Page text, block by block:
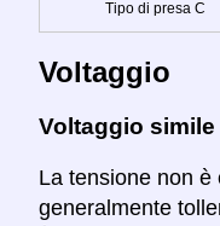
Tipo di presa C
Voltaggio
Voltaggio simile
La tensione non
generalmente